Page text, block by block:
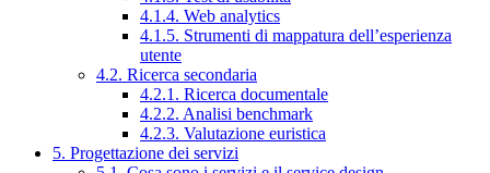
4.1.4. Web analytics
4.1.5. Strumenti di mappatura dell’esperienza
utente
4.2. Ricerca secondaria
4.2.1. Ricerca documentale
4.2.2. Analisi benchmark
4.2.3. Valutazione euristica
5. Progettazione dei servizi